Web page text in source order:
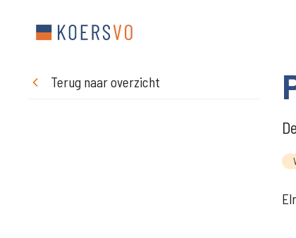
Terug naar overzicht